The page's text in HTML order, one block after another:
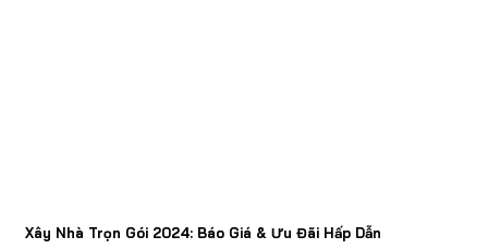
Xây Nhà Trọn Gói 2024: Báo Giá & Ưu Đãi Hấp Dẫn